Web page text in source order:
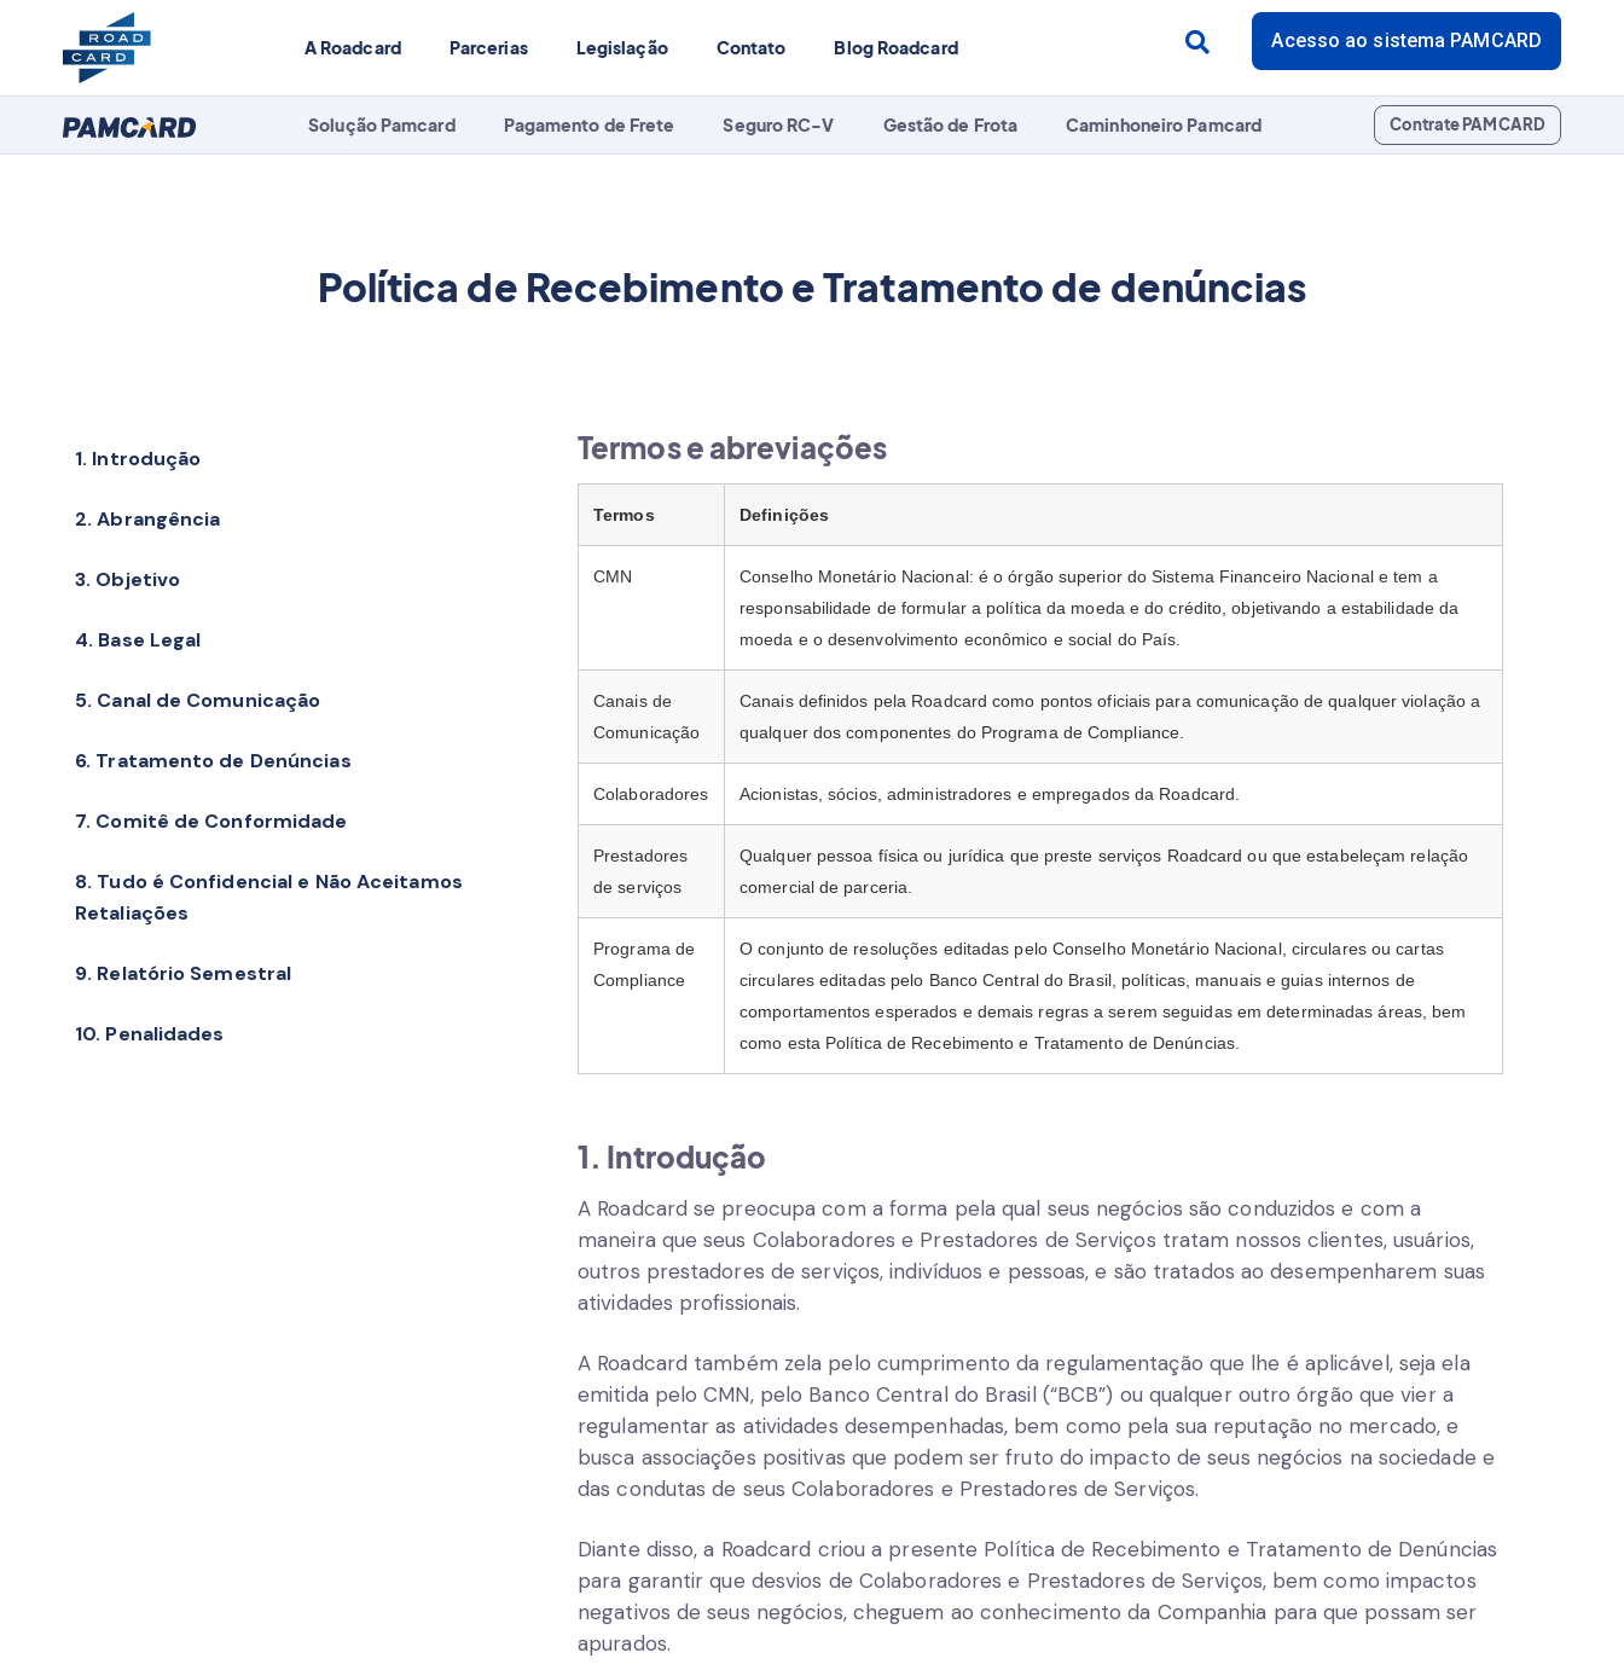
A Roadcard Parcerias Legislação Contato Blog Roadcard Acesso ao sistema PAMCARD
Solução Pamcard Pagamento de Frete Seguro RC-V Gestão de Frota Caminhoneiro Pamcard Contrate PAMCARD
Política de Recebimento e Tratamento de denúncias
1. Introdução
2. Abrangência
3. Objetivo
4. Base Legal
5. Canal de Comunicação
6. Tratamento de Denúncias
7. Comitê de Conformidade
8. Tudo é Confidencial e Não Aceitamos
Retaliações
9. Relatório Semestral
10. Penalidades
Termos e abreviações
Termos Definições
CMN
Conselho Monetário Nacional: é o órgão superior do Sistema Financeiro Nacional e tem a
responsabilidade de formular a política da moeda e do crédito, objetivando a estabilidade da
moeda e o desenvolvimento econômico e social do País.
Canais de
Comunicação
Canais definidos pela Roadcard como pontos oficiais para comunicação de qualquer violação a
qualquer dos componentes do Programa de Compliance.
Colaboradores Acionistas, sócios, administradores e empregados da Roadcard.
Prestadores
de serviços
Qualquer pessoa física ou jurídica que preste serviços Roadcard ou que estabeleçam relação
comercial de parceria.
Programa de
Compliance
O conjunto de resoluções editadas pelo Conselho Monetário Nacional, circulares ou cartas
circulares editadas pelo Banco Central do Brasil, políticas, manuais e guias internos de
comportamentos esperados e demais regras a serem seguidas em determinadas áreas, bem
como esta Política de Recebimento e Tratamento de Denúncias.
1. Introdução
A Roadcard se preocupa com a forma pela qual seus negócios são conduzidos e com a
maneira que seus Colaboradores e Prestadores de Serviços tratam nossos clientes, usuários,
outros prestadores de serviços, indivíduos e pessoas, e são tratados ao desempenharem suas
atividades profissionais.
A Roadcard também zela pelo cumprimento da regulamentação que lhe é aplicável, seja ela
emitida pelo CMN, pelo Banco Central do Brasil (“BCB”) ou qualquer outro órgão que vier a
regulamentar as atividades desempenhadas, bem como pela sua reputação no mercado, e
busca associações positivas que podem ser fruto do impacto de seus negócios na sociedade e
das condutas de seus Colaboradores e Prestadores de Serviços.
Diante disso, a Roadcard criou a presente Política de Recebimento e Tratamento de Denúncias
para garantir que desvios de Colaboradores e Prestadores de Serviços, bem como impactos
negativos de seus negócios, cheguem ao conhecimento da Companhia para que possam ser
apurados.